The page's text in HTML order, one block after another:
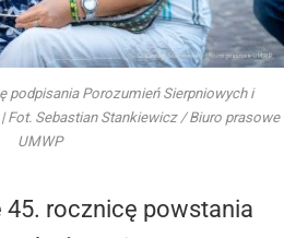
podpisania Porozumień Sierpniowych i
Fot. Sebastian Stankiewicz / Biuro prasowe
UMWP
rocznicę powstania